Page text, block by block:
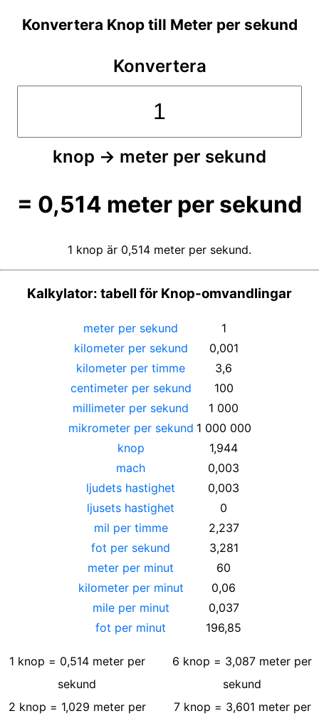
Konvertera Knop till Meter per sekund
Konvertera
knop → meter per sekund
= 0,514 meter per sekund
1 knop är 0,514 meter per sekund.
Kalkylator: tabell för Knop-omvandlingar
meter per sekund
1
kilometer per sekund
0,001
kilometer per timme
3,6
centimeter per sekund
100
millimeter per sekund
1 000
mikrometer per sekund 1 000 000
knop
1,944
mach
0,003
ljudets hastighet
0,003
ljusets hastighet
0
mil per timme
2,237
fot per sekund
3,281
meter per minut
60
kilometer per minut
0,06
mile per minut
0,037
fot per minut
196,85
1 knop = 0,514 meter per
sekund
2 knop = 1,029 meter per
6 knop = 3,087 meter per
sekund
7 knop = 3,601 meter per